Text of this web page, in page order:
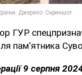
ГУР
пам'ятника
9 серпня